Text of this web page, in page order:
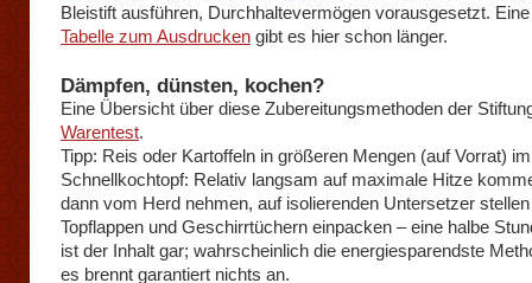
Bleistift ausführen, Durchhaltevermögen vorausgesetzt.
Tabelle zum Ausdrucken gibt es hier schon länger.
Dämpfen, dünsten, kochen?
Eine Übersicht über diese Zubereitungsmethoden der
Warentest.
Tipp: Reis oder Kartoffeln in größeren Mengen (auf Vorrat) im
Schnellkochtopf: Relativ langsam auf maximale Hitze
dann vom Herd nehmen, auf isolierenden Untersetzer
Topflappen und Geschirrtüchern einpacken – eine halbe
ist der Inhalt gar; wahrscheinlich die energiesparendste
es brennt garantiert nichts an.